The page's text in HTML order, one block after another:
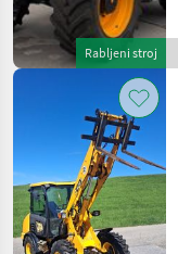
Rabljeni stroj